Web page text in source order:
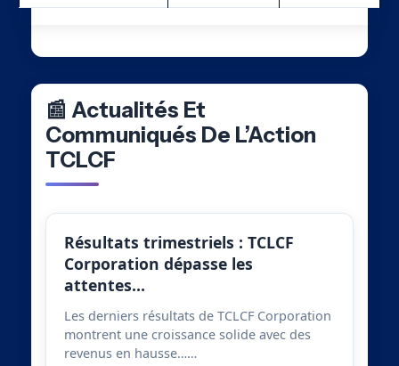
📰 Actualités Et
Communiqués De L’Action
TCLCF
Résultats trimestriels : TCLCF
Corporation dépasse les
attentes…
Les derniers résultats de TCLCF Corporation
montrent une croissance solide avec des
revenus en hausse……